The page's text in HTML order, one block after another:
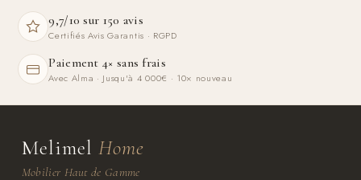
9,7/10 sur 150 avis
Certifiés Avis Garantis · RGPD
Paiement 4× sans frais
Avec Alma · Jusqu'à 4 000€ · 10× nouveau
Melimel Home
Mobilier Haut de Gamme